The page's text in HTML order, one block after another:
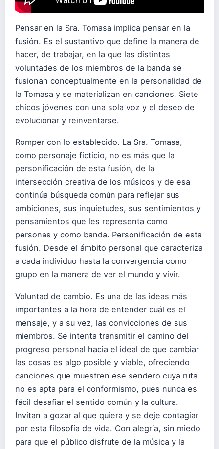
Pensar en la Sra. Tomasa implica pensar en la
fusión. Es el sustantivo que define la manera de
hacer, de trabajar, en la que las distintas
voluntades de los miembros de la banda se
fusionan conceptualmente en la personalidad de
la Tomasa y se materializan en canciones. Siete
chicos jóvenes con una sola voz y el deseo de
evolucionar y reinventarse.
Romper con lo establecido. La Sra. Tomasa,
como personaje ficticio, no es más que la
personificación de esta fusión, de la
intersección creativa de los músicos y de esa
continúa búsqueda común para reflejar sus
ambiciones, sus inquietudes, sus sentimientos y
pensamientos que les representa como
personas y como banda. Personificación de esta
fusión. Desde el ámbito personal que caracteriza
a cada individuo hasta la convergencia como
grupo en la manera de ver el mundo y vivir.
Voluntad de cambio. Es una de las ideas más
importantes a la hora de entender cuál es el
mensaje, y a su vez, las convicciones de sus
miembros. Se intenta transmitir el camino del
progreso personal hacia el ideal de que cambiar
las cosas es algo posible y viable, ofreciendo
canciones que muestren ese sendero cuya ruta
no es apta para el conformismo, pues nunca es
fácil desafiar el sentido común y la cultura.
Invitan a gozar al que quiera y se deje contagiar
por esta filosofía de vida. Con alegría, sin miedo
para que el público disfrute de la música y la